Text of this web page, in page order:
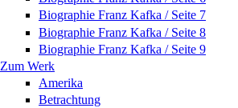
Biographie Franz Kafka / Seite 7
Biographie Franz Kafka / Seite 8
Biographie Franz Kafka / Seite 9
Zum Werk
Amerika
Betrachtung